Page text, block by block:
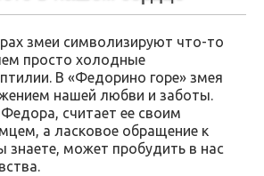
змеи символизируют что-то
просто холодные
В «Федорино горе» змея
нашей любви и заботы.
Федора, считает ее своим
а ласковое обращение к
знаете, может пробудить в нас